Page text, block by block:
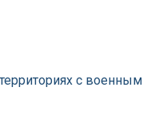
с военным